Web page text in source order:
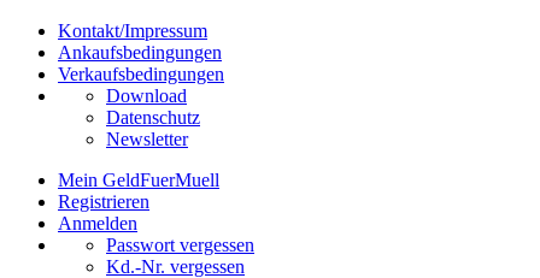
Kontakt/Impressum
Ankaufsbedingungen
Verkaufsbedingungen
Download
Datenschutz
Newsletter
Mein GeldFuerMuell
Registrieren
Anmelden
Passwort vergessen
Kd.-Nr. vergessen